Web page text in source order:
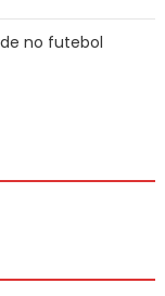
no futebol